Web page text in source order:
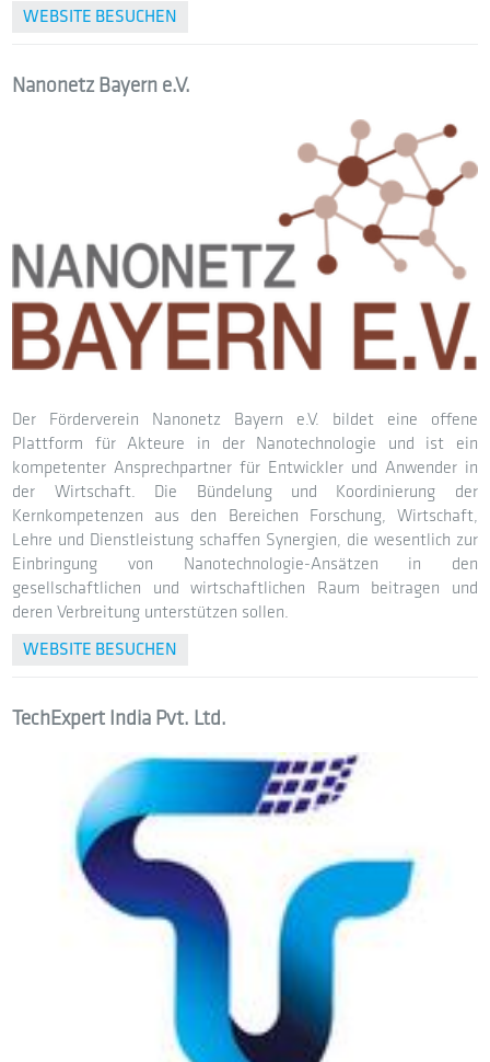
WEBSITE BESUCHEN
Nanonetz Bayern e.V.
Der Förderverein Nanonetz Bayern e.V. bildet eine offene
Plattform für Akteure in der Nanotechnologie und ist ein
kompetenter Ansprechpartner für Entwickler und Anwender in
der Wirtschaft. Die Bündelung und Koordinierung der
Kernkompetenzen aus den Bereichen Forschung, Wirtschaft,
Lehre und Dienstleistung schaffen Synergien, die wesentlich zur
Einbringung von Nanotechnologie-Ansätzen in den
gesellschaftlichen und wirtschaftlichen Raum beitragen und
deren Verbreitung unterstützen sollen.
WEBSITE BESUCHEN
TechExpert India Pvt. Ltd.